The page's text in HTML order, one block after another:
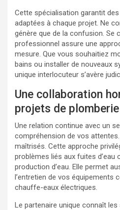
Cette spécialisation garantit
adaptées à chaque projet. Ne
génère que de la confusion. Se
professionnel assure une
mesure. Que vous souhaitiez
bains ou installer de nouveaux
unique interlocuteur s’avère
Une collaboration
projets de
Une relation continue avec un
compréhension de vos
maîtrisés. Cette approche
problèmes liés aux fuites d’eau
production d’eau. Elle permet
l’entretien de vos équipements
chauffe-eaux électriques.
Le partenaire unique connaît